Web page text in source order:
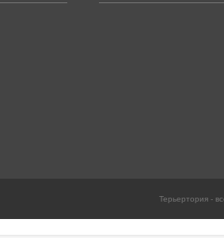
Терьертория -